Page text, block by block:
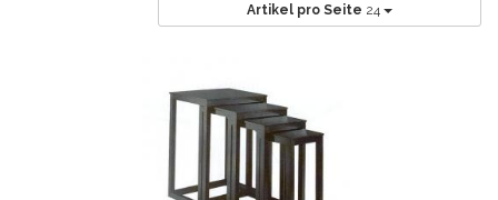
Artikel pro Seite 24